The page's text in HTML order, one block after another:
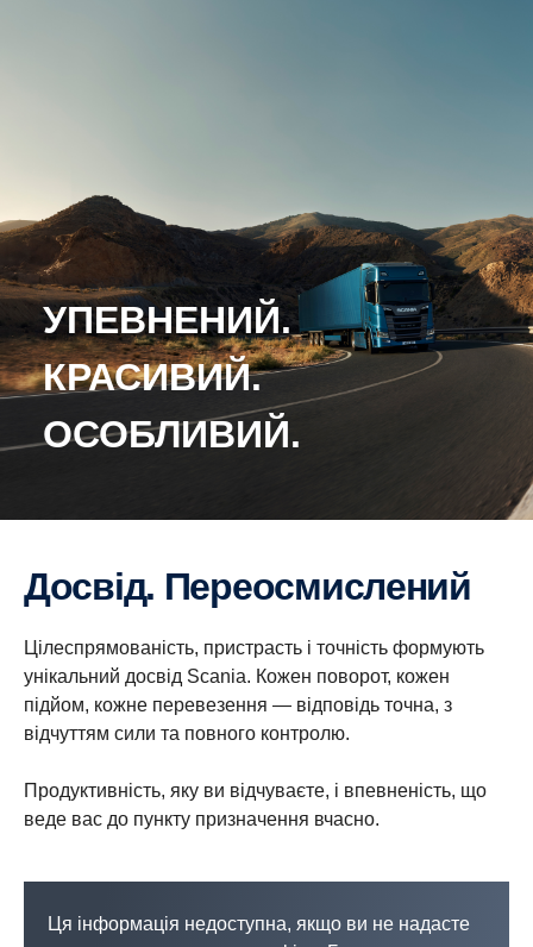
УПЕВНЕНИЙ.
КРАСИВИЙ.
ОСОБЛИВИЙ.
Досвід. Переосмислений
Цілеспрямованість, пристрасть і точність формують
унікальний досвід Scania. Кожен поворот, кожен
підйом, кожне перевезення — відповідь точна, з
відчуттям сили та повного контролю.
Продуктивність, яку ви відчуваєте, і впевненість, що
веде вас до пункту призначення вчасно.
Ця інформація недоступна, якщо ви не надасте